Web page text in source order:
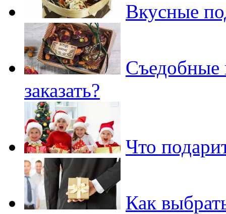
Вкусные
Съедобные
заказать?
Что
Как